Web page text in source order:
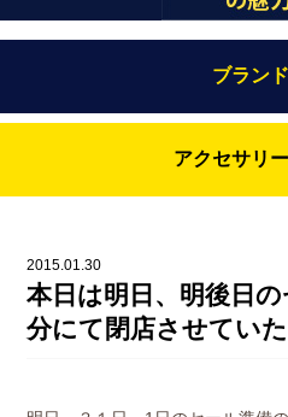
ブラン
Bianchi（ビアンキ）
BRUNO(ブルーノ)
DAHON（ダホーン）
FLAMEbike限定車
GIOS（ジオス）
アクセサリ
knog（ノグ）
option & parts
2015.01.30
本日は明日、明後日
分にて閉店させてい